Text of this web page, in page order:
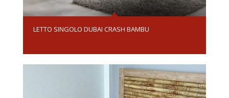
LETTO SINGOLO DUBAI CRASH BAMBU